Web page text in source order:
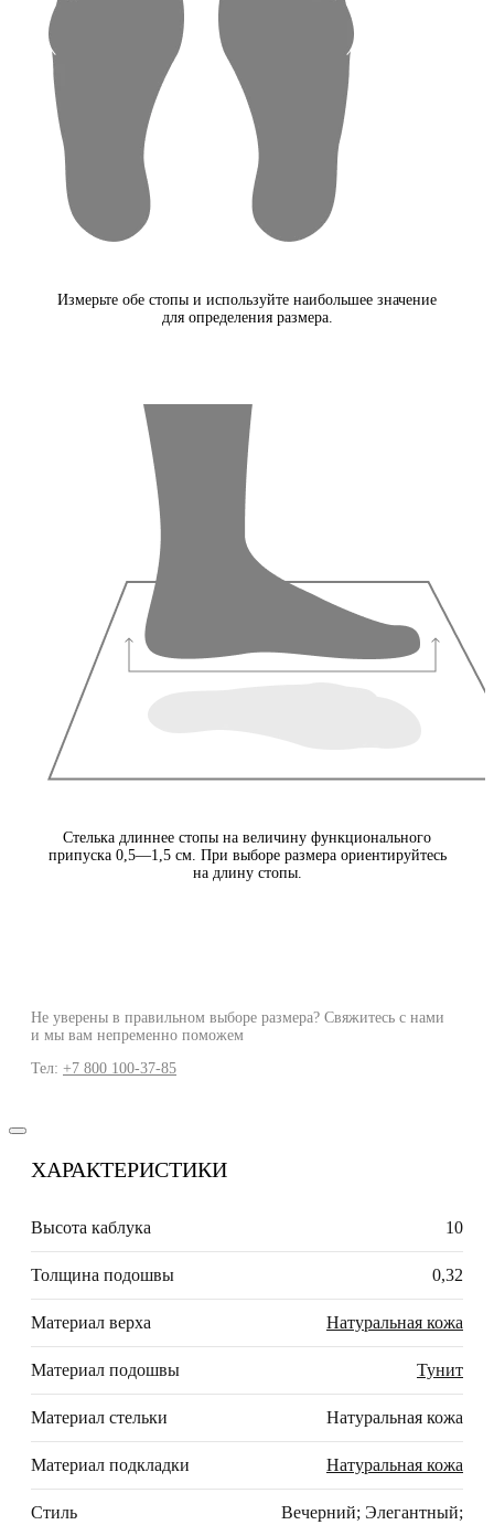
Измерьте обе стопы и используйте наибольшее значение
для определения размера.
Стелька длиннее стопы на величину функционального
припуска 0,5—1,5 см. При выборе размера ориентируйтесь
на длину стопы.
Не уверены в правильном выборе размера? Свяжитесь с нами
и мы вам непременно поможем
Тел: +7 800 100-37-85
ХАРАКТЕРИСТИКИ
Высота каблука 10
Толщина подошвы 0,32
Материал верха Натуральная кожа
Материал подошвы Тунит
Материал стельки Натуральная кожа
Материал подкладки Натуральная кожа
Стиль Вечерний; Элегантный;